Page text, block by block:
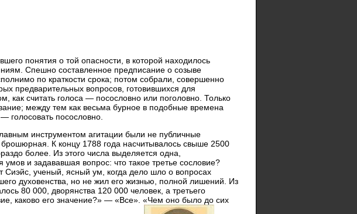
понятия о той опасности, в которой находилось
Спешно составленное предписание о созыве
по краткости срока; потом собрали, совершенно
предварительных вопросов, готовившихся для
как считать голоса — посословно или поголовно. Только
между тем как весьма бурное в подобные времена
голосовать посословно.
инструментом агитации были не публичные
К концу 1788 года насчитывалось свыше 2500
более. Из этого числа выделяется одна,
и задававшая вопрос: что такое третье сословие?
ученый, ясный ум, когда дело шло о вопросах
духовенства, но не жил его жизнью, полной лишений. Из
80 000, дворянства 120 000 человек, а третьего
каково его значение?» — «Все». «Чем оно было до сих